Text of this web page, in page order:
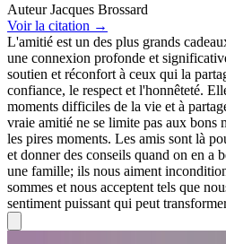
Auteur Jacques Brossard
Voirla citation →
L'amitié est un des plus grands
une connexion profonde et
soutien et réconfort à ceux qui la
confiance, le respect et l'honnêteté.
moments difficiles de la vie et à
vraie amitié ne se limite pas aux bons
les pires moments. Les amis sont là
et donner des conseils quand on en a
une famille; ils nous aiment
sommes et nous acceptent tels que
sentiment puissant qui peut